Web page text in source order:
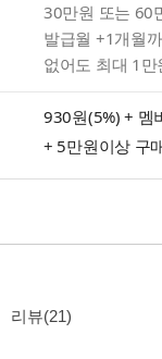
30만원 또는 60
발급월 +1개월
없어도 최대 1만
930원(5%) + 멤
+ 5만원이상 구
리뷰(21)